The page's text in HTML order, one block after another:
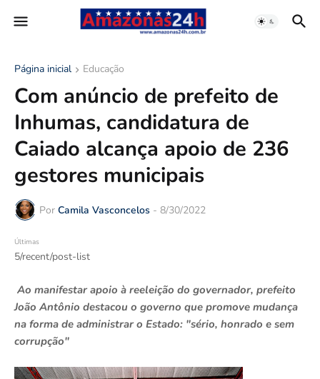
Página inicial Educação
Com anúncio de prefeito de
Inhumas, candidatura de
Caiado alcança apoio de 236
gestores municipais
Por Camila Vasconcelos - 8/30/2022
Últimas
5/recent/post-list
Ao manifestar apoio à reeleição do governador, prefeito
João Antônio destacou o governo que promove mudança
na forma de administrar o Estado: "sério, honrado e sem
corrupção"